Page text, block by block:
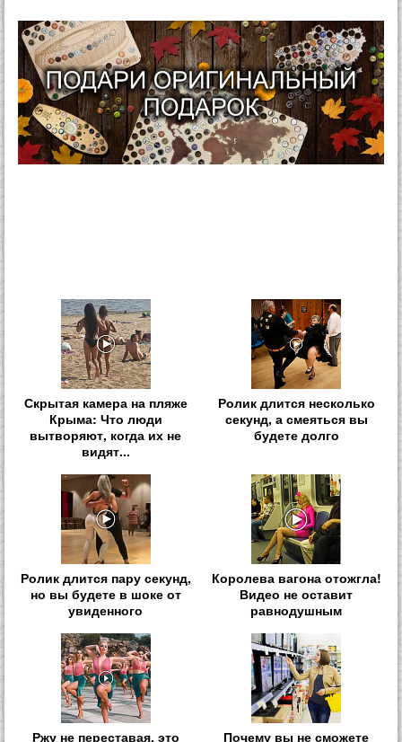
Скрытая камера на пляже
Крыма: Что люди
вытворяют, когда их не
видят...
Ролик длится несколько
секунд, а смеяться вы
будете долго
Ролик длится пару секунд,
но вы будете в шоке от
увиденного
Королева вагона отожгла!
Видео не оставит
равнодушным
Ржу не переставая, это
Почему вы не сможете